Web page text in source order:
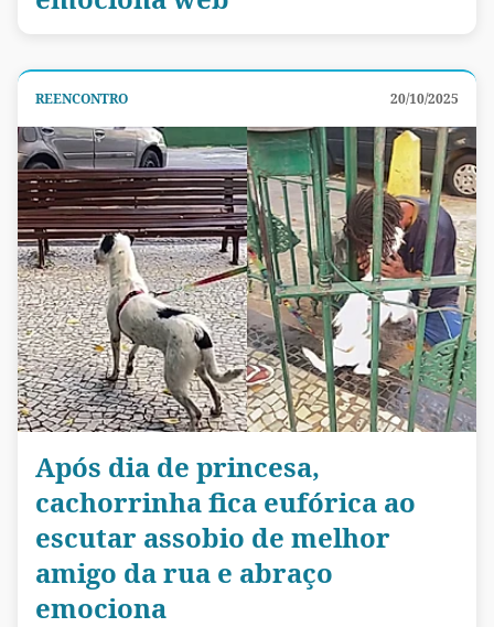
REENCONTRO 20/10/2025
Após dia de princesa,
cachorrinha fica eufórica ao
escutar assobio de melhor
amigo da rua e abraço
emociona